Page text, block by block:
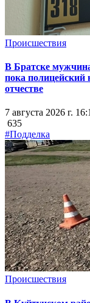
Происшествия
В Братске
пока полицейский
отчестве
7 августа 2026 г.
635
#Подделка
Происшествия